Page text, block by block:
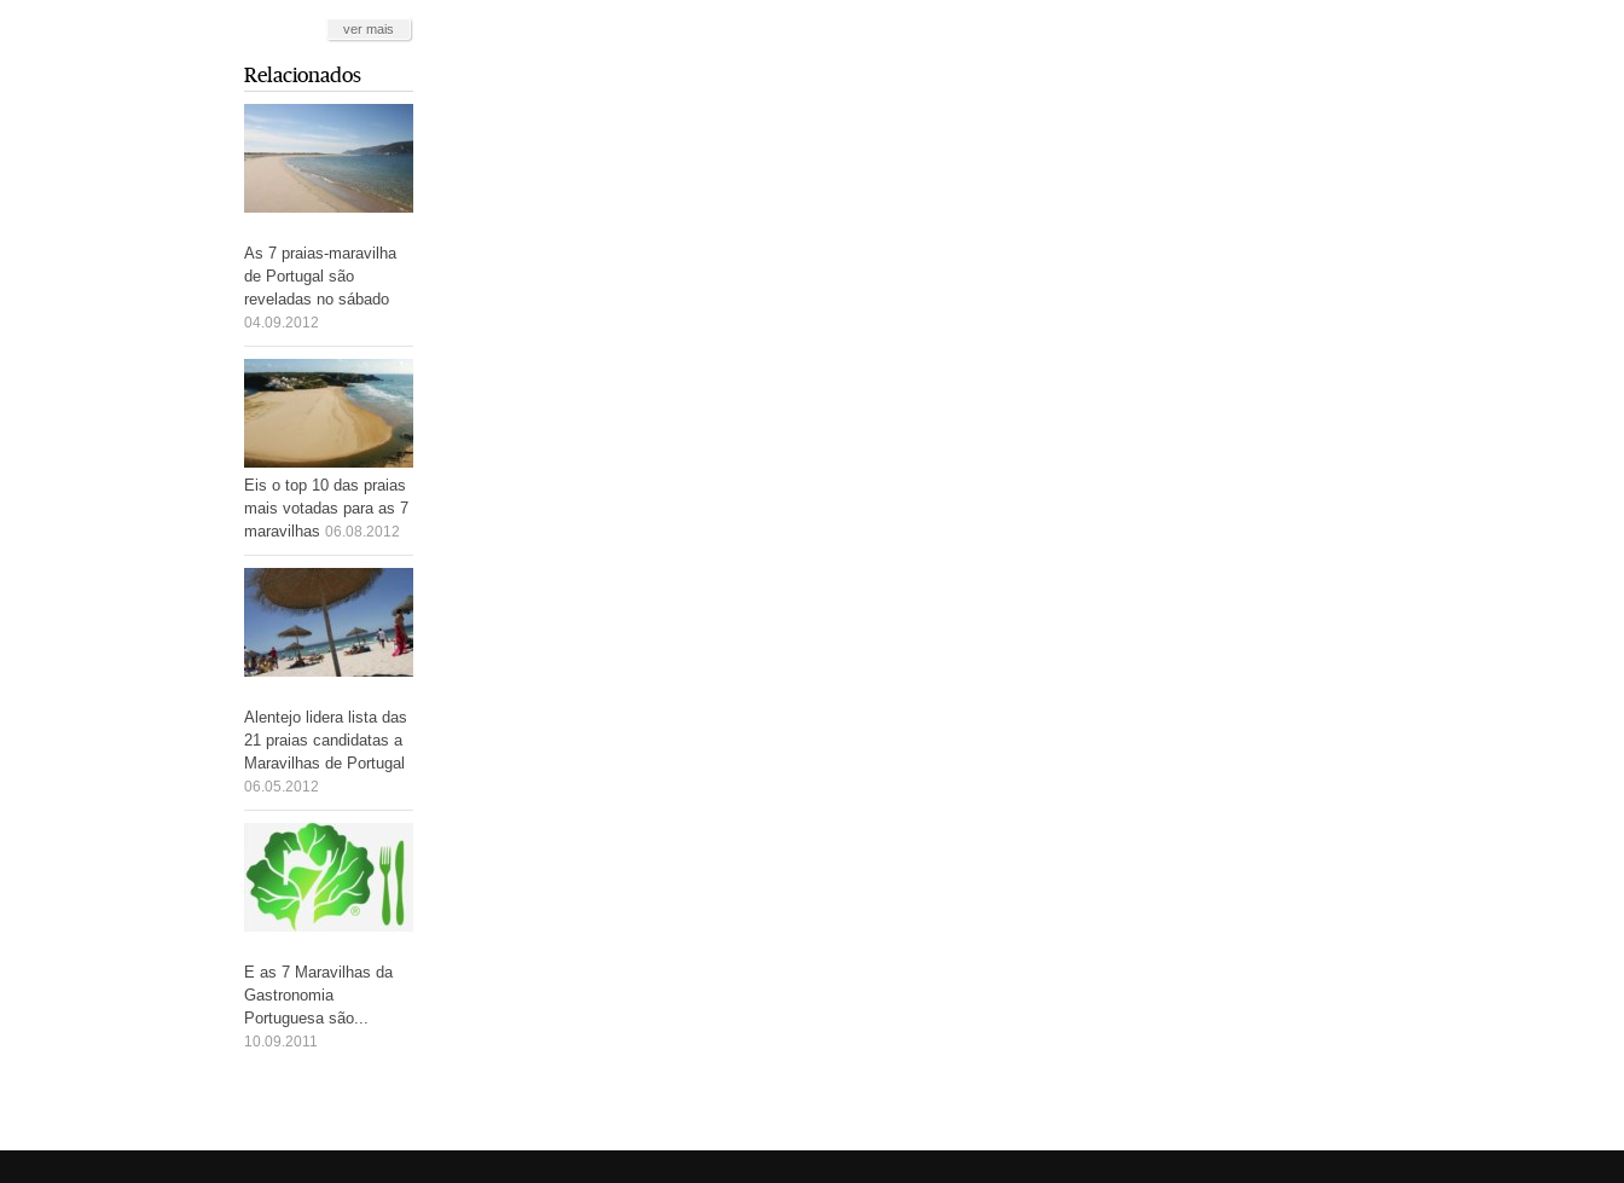
ver mais
Relacionados
As 7 praias-maravilha
de Portugal são
reveladas no sábado
04.09.2012
Eis o top 10 das praias
mais votadas para as 7
maravilhas 06.08.2012
Alentejo lidera lista das
21 praias candidatas a
Maravilhas de Portugal
06.05.2012
E as 7 Maravilhas da
Gastronomia
Portuguesa são...
10.09.2011